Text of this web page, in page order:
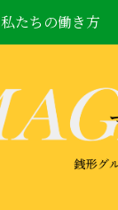
私たちの働き方